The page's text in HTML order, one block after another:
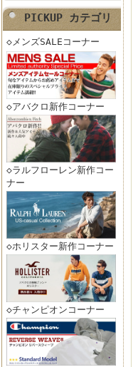
PICKUP カテゴリ
◇メンズSALEコーナー
◇アバクロ新作コーナー
◇ラルフローレン新作コー
ナー
◇ホリスター新作コーナー
◇チャンピオンコーナー